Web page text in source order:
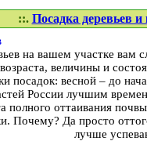
::. Посадка деревьев и
на вашем участке вам
возраста, величины и
посадок: весной – до
России лучшим
полного оттаивания
Почему? Да просто
лучше